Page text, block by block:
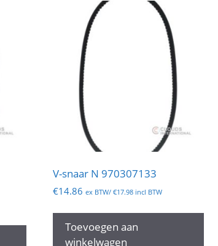
V-snaar N 970307133
€14.86 ex BTW/ €17.98incl BTW
Toevoegen aan
winkelwagen